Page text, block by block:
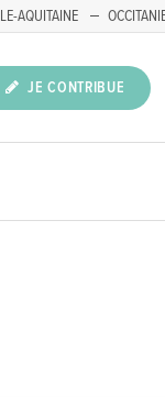
AQUITAINE
JE CONTRIBUE